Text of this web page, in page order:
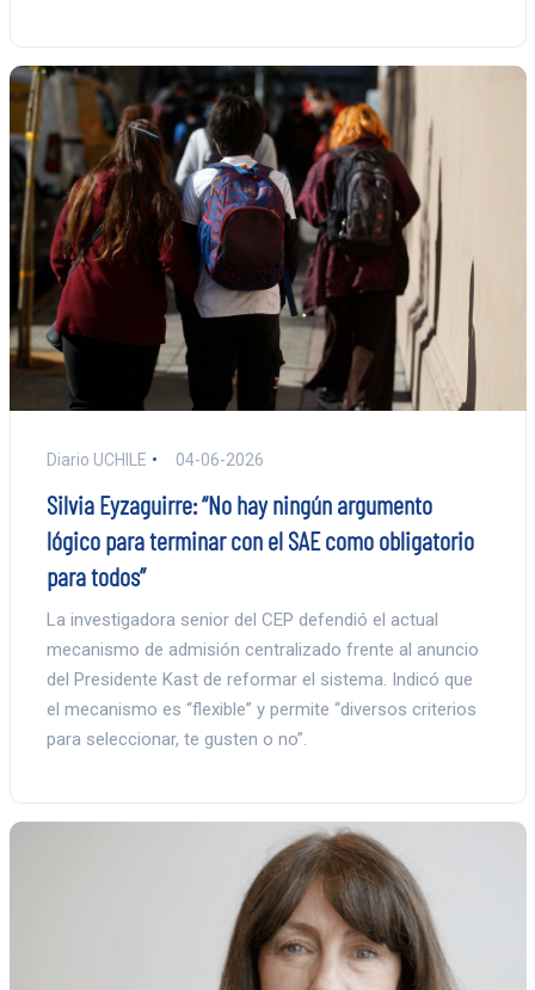
Diario UCHILE 04-06-2026
Silvia Eyzaguirre: “No hay ningún argumento
lógico para terminar con el SAE como obligatorio
para todos”
La investigadora senior del CEP defendió el actual
mecanismo de admisión centralizado frente al anuncio
del Presidente Kast de reformar el sistema. Indicó que
el mecanismo es “flexible” y permite “diversos criterios
para seleccionar, te gusten o no”.